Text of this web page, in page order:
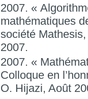
2007. «
mathématiques
société
2007.
2007. «
Colloque en
O. Hijazi, Août